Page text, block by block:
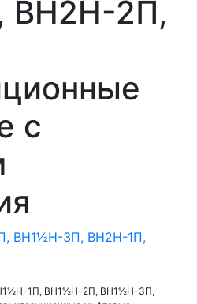
ВН2Н-2П,
с
1П, ВН1½Н-2П, ВН1½Н-3П,